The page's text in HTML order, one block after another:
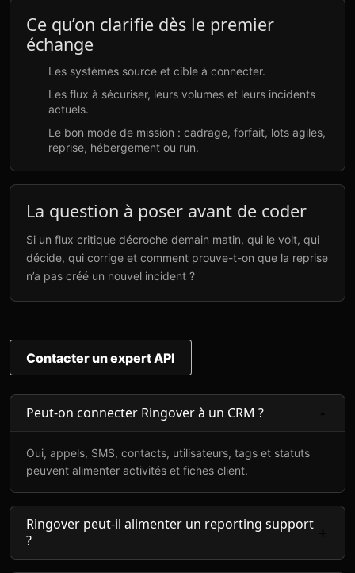
Ce qu’on clarifie dès le premier
échange
Les systèmes source et cible à connecter.
Les flux à sécuriser, leurs volumes et leurs incidents
actuels.
Le bon mode de mission : cadrage, forfait, lots agiles,
reprise, hébergement ou run.
La question à poser avant de coder
Si un flux critique décroche demain matin, qui le voit, qui
décide, qui corrige et comment prouve-t-on que la reprise
n’a pas créé un nouvel incident ?
Contacter un expert API
Peut-on connecter Ringover à un CRM ?
Oui, appels, SMS, contacts, utilisateurs, tags et statuts
peuvent alimenter activités et fiches client.
Ringover peut-il alimenter un reporting support
?